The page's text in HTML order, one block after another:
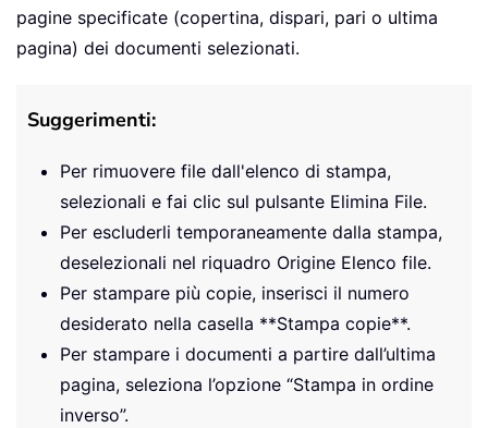
pagine specificate (copertina, dispari, pari o ultima
pagina) dei documenti selezionati.
Suggerimenti:
Per rimuovere file dall'elenco di stampa,
selezionali e fai clic sul pulsante Elimina File.
Per escluderli temporaneamente dalla stampa,
deselezionali nel riquadro Origine Elenco file.
Per stampare più copie, inserisci il numero
desiderato nella casella **Stampa copie**.
Per stampare i documenti a partire dall’ultima
pagina, seleziona l’opzione “Stampa in ordine
inverso”.